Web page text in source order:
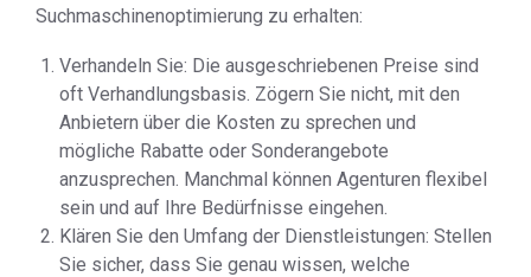
Suchmaschinenoptimierung zu erhalten:
Verhandeln Sie: Die ausgeschriebenen Preise sind
oft Verhandlungsbasis. Zögern Sie nicht, mit den
Anbietern über die Kosten zu sprechen und
mögliche Rabatte oder Sonderangebote
anzusprechen. Manchmal können Agenturen flexibel
sein und auf Ihre Bedürfnisse eingehen.
Klären Sie den Umfang der Dienstleistungen: Stellen
Sie sicher, dass Sie genau wissen, welche